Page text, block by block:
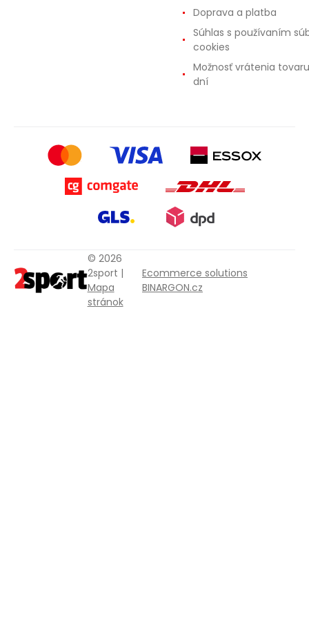
Doprava a platba
Súhlas s používaním
cookies
Možnosť vrátenia
dní
© 2026
2sport |
Mapa
stránok
Ecommerce solutions
BINARGON.cz